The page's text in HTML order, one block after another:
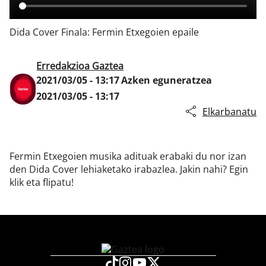
Dida Cover Finala: Fermin Etxegoien epaile
Erredakzioa Gaztea
2021/03/05 - 13:17Azken eguneratzea
2021/03/05 - 13:17
Elkarbanatu
Fermin Etxegoien musika adituak erabaki du nor izan
den Dida Cover lehiaketako irabazlea. Jakin nahi? Egin
klik eta flipatu!